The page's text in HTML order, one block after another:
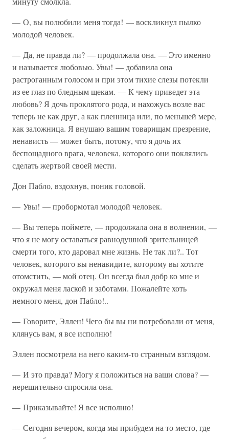
— О, вы полюбили меня тогда! — воскликнул пылко
молодой человек.
— Да, не правда ли? — продолжала она. — Это именно
и называется любовью. Увы! — добавила она
растроганным голосом и при этом тихие слезы потекли
из ее глаз по бледным щекам. — К чему приведет эта
любовь? Я дочь проклятого рода, и нахожусь возле вас
теперь не как друг, а как пленница или, по меньшей мере,
как заложница. Я внушаю вашим товарищам презрение,
ненависть — может быть, потому, что я дочь их
беспощадного врага, человека, которого они поклялись
сделать жертвой своей мести.
Дон Пабло, вздохнув, поник головой.
— Увы! — пробормотал молодой человек.
— Вы теперь поймете, — продолжала она в волнении, —
что я не могу оставаться равнодушной зрительницей
смерти того, кто даровал мне жизнь. Не так ли?.. Тот
человек, которого вы ненавидите, которому вы хотите
отомстить, — мой отец. Он всегда был добр ко мне и
окружал меня лаской и заботами. Пожалейте хоть
немного меня, дон Пабло!..
— Говорите, Эллен! Чего бы вы ни потребовали от меня,
клянусь вам, я все исполню!
Эллен посмотрела на него каким-то странным взглядом.
— И это правда? Могу я положиться на ваши слова? —
нерешительно спросила она.
— Приказывайте! Я все исполню!
— Сегодня вечером, когда мы прибудем на то место, где